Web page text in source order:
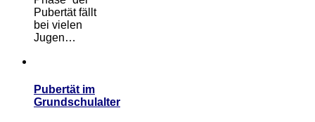
Pubertät fällt
bei vielen
Jugen…
Pubertät im
Grundschulalter